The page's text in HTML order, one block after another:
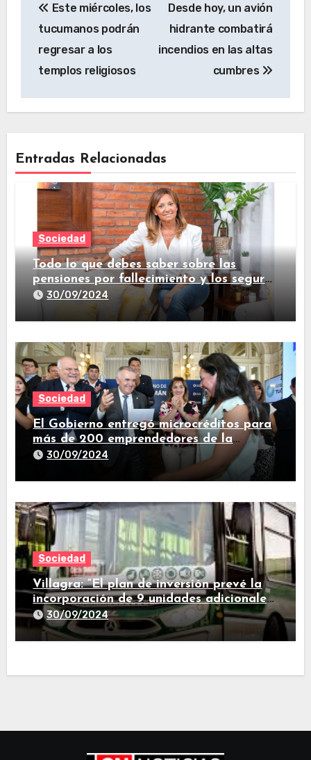
Este miércoles, los
tucumanos podrán
regresar a los
templos religiosos
Desde hoy, un avión
hidrante combatirá
incendios en las altas
cumbres
Entradas Relacionadas
Sociedad
Todo lo que debes saber sobre las
pensiones por fallecimiento y los seguros
de vida
30/09/2024
Sociedad
El Gobierno entregó microcréditos para
más de 200 emprendedores de la
provincia
30/09/2024
Sociedad
Villagra: “El plan de inversión prevé la
incorporación de 9 unidades adicionales
para 2025″
30/09/2024